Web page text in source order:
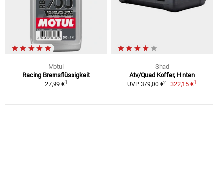
Motul
Racing Bremsflüssigkeit
27,99 €1
Shad
Atv/Quad Koffer, Hinten
UVP 379,00 €2 322,15 €1